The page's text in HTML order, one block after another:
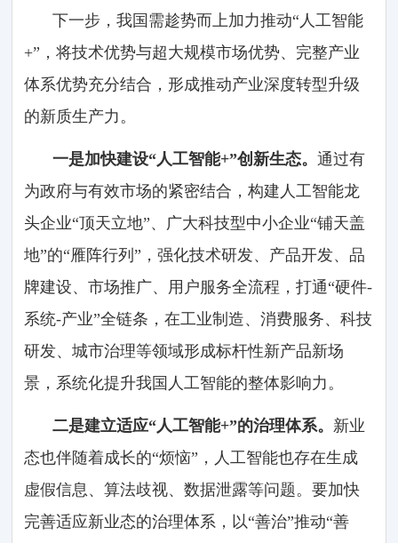
下一步，我国需趁势而上加力推动“人工智能
+”，将技术优势与超大规模市场优势、完整产业
体系优势充分结合，形成推动产业深度转型升级
的新质生产力。
一是加快建设“人工智能+”创新生态。通过有
为政府与有效市场的紧密结合，构建人工智能龙
头企业“顶天立地”、广大科技型中小企业“铺天盖
地”的“雁阵行列”，强化技术研发、产品开发、品
牌建设、市场推广、用户服务全流程，打通“硬件-
系统-产业”全链条，在工业制造、消费服务、科技
研发、城市治理等领域形成标杆性新产品新场
景，系统化提升我国人工智能的整体影响力。
二是建立适应“人工智能+”的治理体系。 新业
态也伴随着成长的“烦恼”，人工智能也存在生成
虚假信息、算法歧视、数据泄露等问题。要加快
完善适应新业态的治理体系，以“善治”推动“善